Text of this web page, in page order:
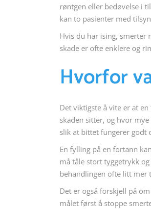
røntgen eller bedøvelse i
kan to pasienter med
Hvis du har ising, smerter
skade er ofte enklere og
Hvorfor
Det viktigste å vite er at
skaden sitter, og hvor
slik at bittet fungerer godt
En fylling på en fortann
må tåle stort tyggetrykk
behandlingen ofte litt mer
Det er også forskjell på
målet først å stoppe